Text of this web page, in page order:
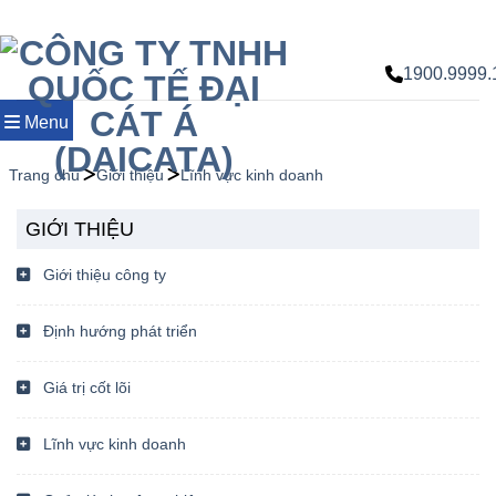
đến
nội
dung
Menu
Trang chủ Giới thiệu Lĩnh vực kinh doanh
GIỚI THIỆU
Giới thiệu công ty
Định hướng phát triển
Giá trị cốt lõi
Lĩnh vực kinh doanh